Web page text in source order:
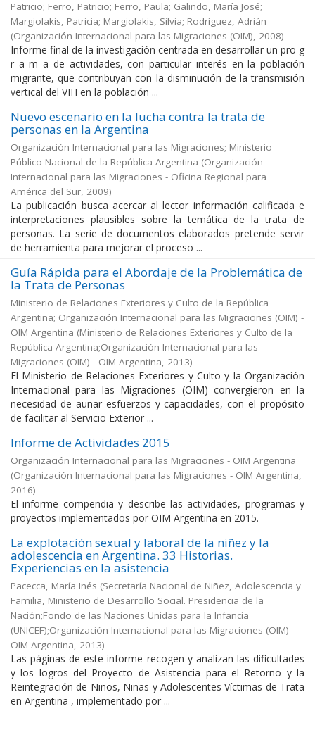
Patricio; Ferro, Patricio; Ferro, Paula; Galindo, María José;
Margiolakis, Patricia; Margiolakis, Silvia; Rodríguez, Adrián
(Organización Internacional para las Migraciones (OIM), 2008)
Informe final de la investigación centrada en desarrollar un pro g
r a m a de actividades, con particular interés en la población
migrante, que contribuyan con la disminución de la transmisión
vertical del VIH en la población ...
Nuevo escenario en la lucha contra la trata de
personas en la Argentina
Organización Internacional para las Migraciones; Ministerio
Público Nacional de la República Argentina (Organización
Internacional para las Migraciones - Oficina Regional para
América del Sur, 2009)
La publicación busca acercar al lector información calificada e
interpretaciones plausibles sobre la temática de la trata de
personas. La serie de documentos elaborados pretende servir
de herramienta para mejorar el proceso ...
Guía Rápida para el Abordaje de la Problemática de
la Trata de Personas
Ministerio de Relaciones Exteriores y Culto de la República
Argentina; Organización Internacional para las Migraciones (OIM) -
OIM Argentina (Ministerio de Relaciones Exteriores y Culto de la
República Argentina;Organización Internacional para las
Migraciones (OIM) - OIM Argentina, 2013)
El Ministerio de Relaciones Exteriores y Culto y la Organización
Internacional para las Migraciones (OIM) convergieron en la
necesidad de aunar esfuerzos y capacidades, con el propósito
de facilitar al Servicio Exterior ...
Informe de Actividades 2015
Organización Internacional para las Migraciones - OIM Argentina
(Organización Internacional para las Migraciones - OIM Argentina,
2016)
El informe compendia y describe las actividades, programas y
proyectos implementados por OIM Argentina en 2015.
La explotación sexual y laboral de la niñez y la
adolescencia en Argentina. 33 Historias.
Experiencias en la asistencia
Pacecca, María Inés (Secretaría Nacional de Niñez, Adolescencia y
Familia, Ministerio de Desarrollo Social. Presidencia de la
Nación;Fondo de las Naciones Unidas para la Infancia
(UNICEF);Organización Internacional para las Migraciones (OIM)
OIM Argentina, 2013)
Las páginas de este informe recogen y analizan las dificultades
y los logros del Proyecto de Asistencia para el Retorno y la
Reintegración de Niños, Niñas y Adolescentes Víctimas de Trata
en Argentina , implementado por ...